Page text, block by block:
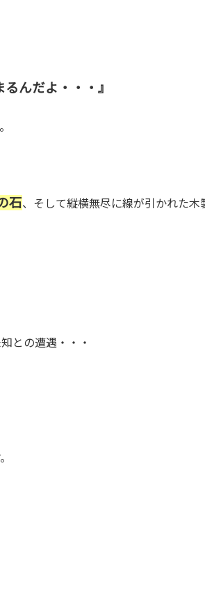
んだよ・・・』
石、そして縦横無尽に線が引かれた木
との遭遇・・・